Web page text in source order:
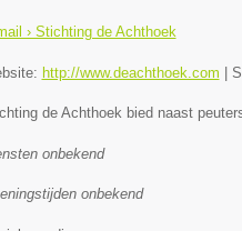
› Stichting de Achthoek
http://www.deachthoek.com
de Achthoek bied naast
onbekend
onbekend